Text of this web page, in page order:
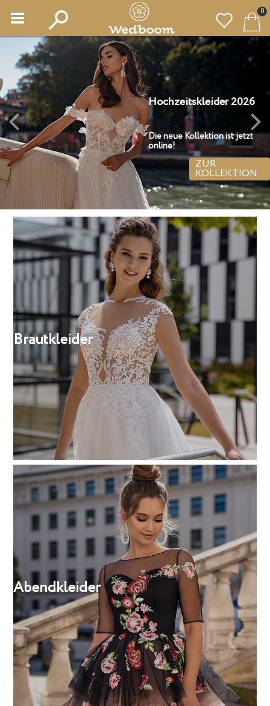
0
2026
neue Kollektion ist jetzt
ZUR
KOLLEKTION
Family Look
Brautkleider
Abendkleider